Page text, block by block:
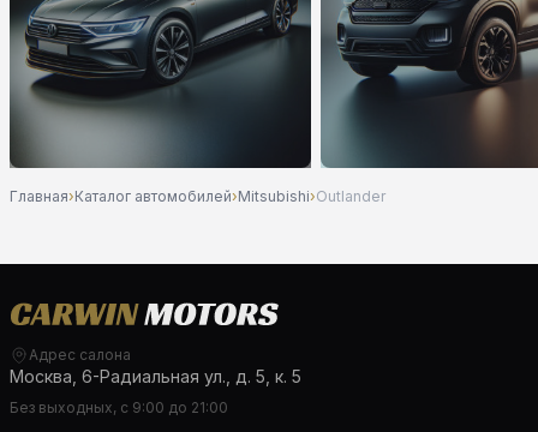
Главная›Каталог автомобилей›Mitsubishi›Outlander
Адрес салона
Москва, 6-Радиальная ул., д. 5, к. 5
Без выходных, с 9:00 до 21:00